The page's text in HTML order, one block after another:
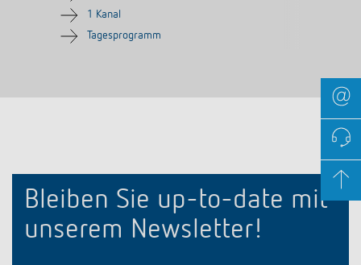
1 Kanal
Tagesprogramm
Bleiben Sie up-to-date mit
unserem Newsletter!